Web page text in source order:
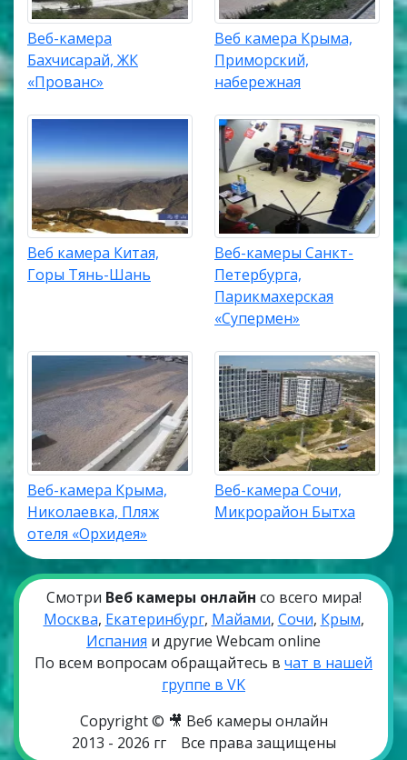
Веб-камера
Бахчисарай, ЖК
«Прованс»
Веб камера Крыма,
Приморский,
набережная
Веб камера Китая,
Горы Тянь-Шань
Веб-камеры Санкт-
Петербурга,
Парикмахерская
«Супермен»
Веб-камера Крыма,
Николаевка, Пляж
отеля «Орхидея»
Веб-камера Сочи,
Микрорайон Бытха
Смотри Веб камеры онлайн со всего мира!
Москва, Екатеринбург, Майами, Сочи, Крым,
Испания и другие Webcam online
По всем вопросам обращайтесь в чат в нашей
группе в VK
Copyright © 🎥 Веб камеры онлайн
2013 - 2026 гг
Все права защищены